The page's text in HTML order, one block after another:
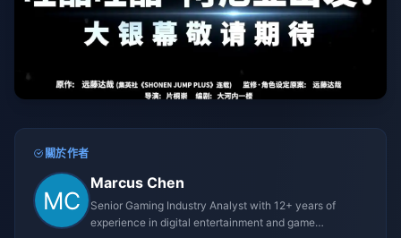
關於作者
Marcus Chen
Senior Gaming Industry Analyst with 12+ years of
experience in digital entertainment and game